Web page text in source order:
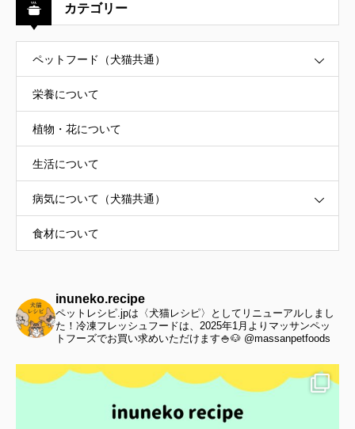
カテゴリー
ペットフード（犬猫共通）
栄養について
植物・花について
生活について
病気について（犬猫共通）
食材について
inuneko.recipe
ペットレシピ.jpは〈犬猫レシピ〉としてリニューアルしまし
た！冷凍フレッシュフードは、2025年1月よりマッサンペッ
トフーズでお買い求めいただけます🍚🐶 @massanpetfoods